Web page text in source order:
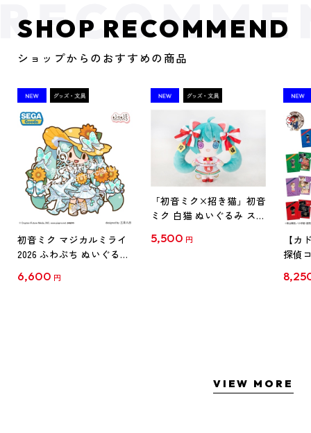
SHOP RECOMMEND
ショップからのおすすめの商品
初音ミク マジカルミライ
2026 ふわぷち ぬいぐるみ
6,600 円
「初音ミク×招き猫」初音
ミク 白猫 ぬいぐるみ スタ
5,500 円
【カ
探偵
クリ
VIEW MORE